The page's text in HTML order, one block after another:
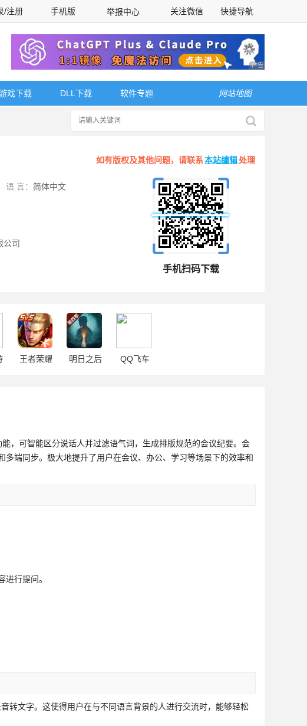
/注册 手机版 举报中心 关注微信 快捷导航
业广告，理性选择 广告 商业广告，理
戏下载 DLL下载 软件专题 网站地图
如有版权及其他问题，请联系本站编辑处理
语 言： 简体中文
公司
手机扫码下载
王者荣耀 明日之后 QQ飞车
，可智能区分说话人并过滤语气词，生成排版规范的会议纪要。会
端同步。极大地提升了用户在会议、办公、学习等场景下的效率和
行提问。
转文字。这使得用户在与不同语言背景的人进行交流时，能够轻松